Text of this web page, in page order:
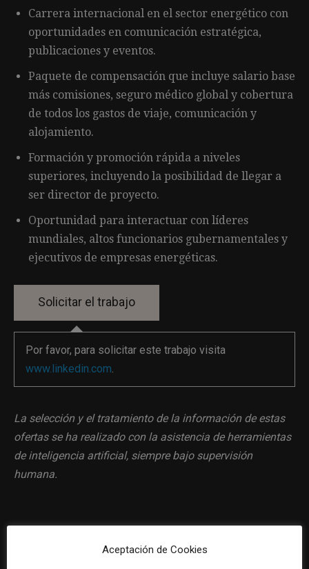
Carrera internacional en el sector energético con
oportunidades en comunicación estratégica,
publicaciones y eventos.
Paquete de compensación que incluye salario base
más comisiones, seguro médico global y cobertura
de todos los gastos de viaje, comunicación y
alojamiento.
Formación y promoción rápida a niveles
superiores, incluyendo la posibilidad de llegar a
ser director de proyecto.
Oportunidad para interactuar con líderes
mundiales, altos funcionarios gubernamentales y
ejecutivos de empresas energéticas.
Por favor, para solicitar este trabajo visita
www.linkedin.com.
La selección y el tratamiento de la información de estas
ofertas se ha realizado con la asistencia de herramientas
de inteligencia artificial, siempre bajo supervisión
humana.
Aceptación de Cookies